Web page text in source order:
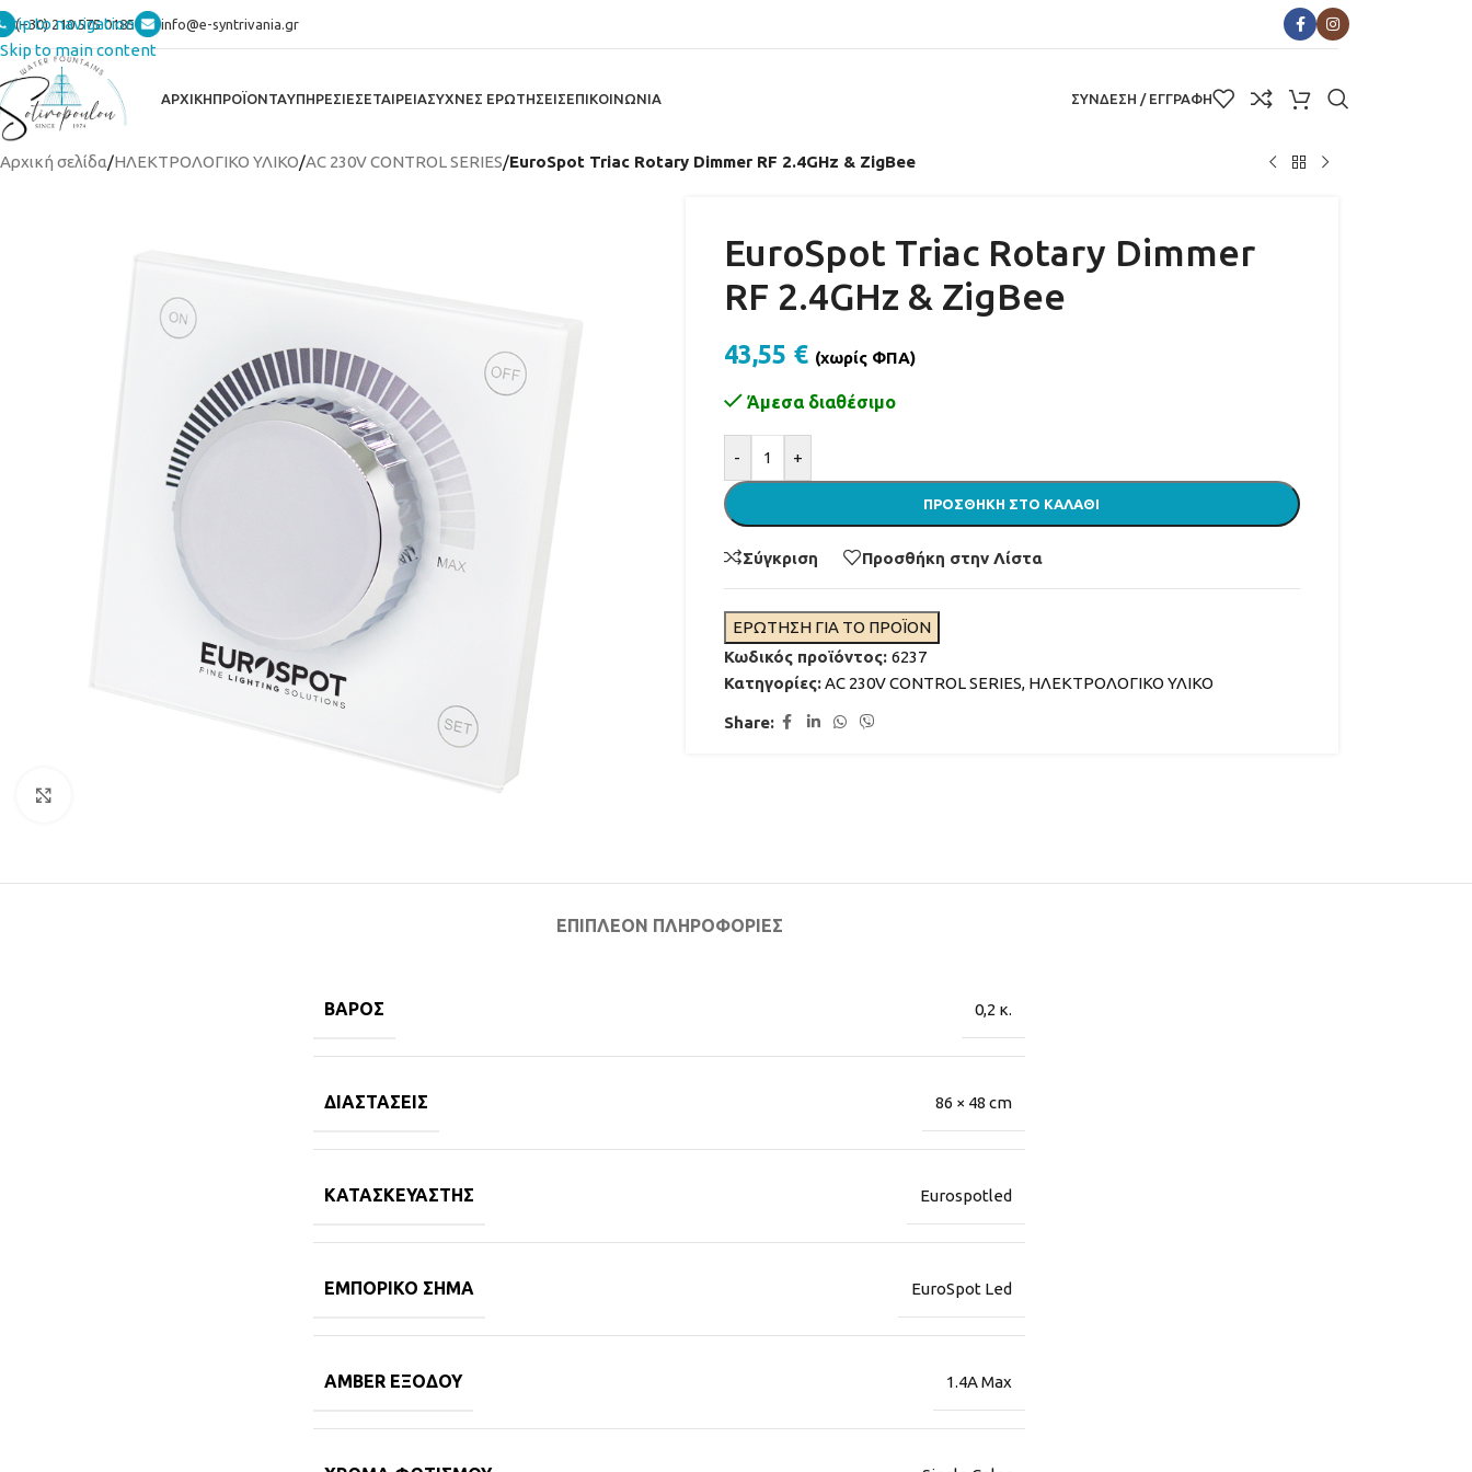
Skip to navigation
Skip to main content
(+30) 210 575 0185 info@e-syntrivania.gr
ΑΡΧΙΚΗΠΡΟΪΟΝΤΑ
ΑΝΤΛΙΕΣ ΣΥΝΤΡΙΒΑΝΙΩΝ ΦΩΤΙΣΜΟΣ ΣΥΝΤΡΙΒΑΝΙΩΝ
ΑΚΡΟΦΥΣΙΑ ΣΥΝΤΡΙΒΑΝΙΩΝ
ΥΠΗΡΕΣΙΕΣΕΤΑΙΡΕΙΑΣΥΧΝΕΣ ΕΡΩΤΗΣΕΙΣΕΠΙΚΟΙΝΩΝΙΑ ΣΥΝΔΕΣΗ / ΕΓΓΡΑΦΗ
Αρχική σελίδα/ΗΛΕΚΤΡΟΛΟΓΙΚΟ ΥΛΙΚΟ/AC 230V CONTROL SERIES/EuroSpot Triac Rotary Dimmer RF 2.4GHz & ZigBee
EuroSpot Triac Rotary Dimmer
RF 2.4GHz & ZigBee
43,55 € (χωρίς ΦΠΑ)
Άμεσα διαθέσιμο
- +
ΠΡΟΣΘΉΚΗ ΣΤΟ ΚΑΛΆΘΙ
Σύγκριση Προσθήκη στην Λίστα
ΕΡΩΤΗΣΗ ΓΙΑ ΤΟ ΠΡΟΪΟΝ
Κωδικός προϊόντος: 6237
Κατηγορίες:AC 230V CONTROL SERIES, ΗΛΕΚΤΡΟΛΟΓΙΚΟ ΥΛΙΚΟ
Share:
ΕΠΙΠΛΈΟΝ ΠΛΗΡΟΦΟΡΊΕΣ
ΒΆΡΟΣ 0,2 κ.
ΔΙΑΣΤΆΣΕΙΣ 86 × 48 cm
ΚΑΤΑΣΚΕΥΑΣΤΉΣ Eurospotled
ΕΜΠΟΡΙΚΌ ΣΉΜΑ EuroSpot Led
AMBER ΕΞΌΔΟΥ 1.4A Max